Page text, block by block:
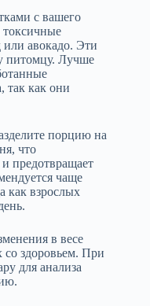
с вашего
или авокадо. Эти
питомцу. Лучше
так как они
порцию на
что
предотвращает
чаще
как взрослых
в весе
со здоровьем. При
для анализа